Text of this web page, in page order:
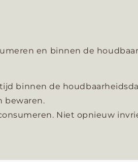
en binnen de
binnen de
bewaren.
Niet opnieuw